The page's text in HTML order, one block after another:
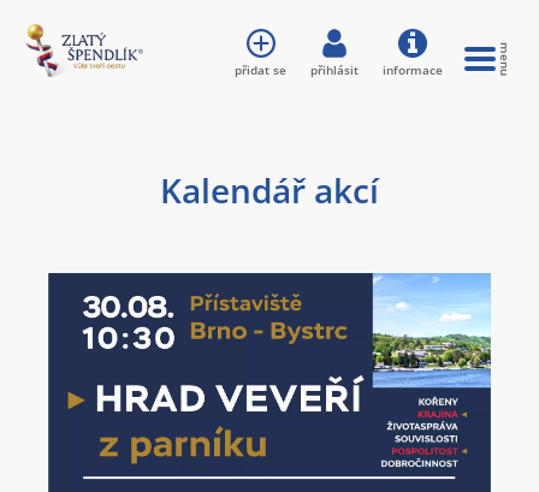
Kalendář akcí
přidat se přihlásit informace